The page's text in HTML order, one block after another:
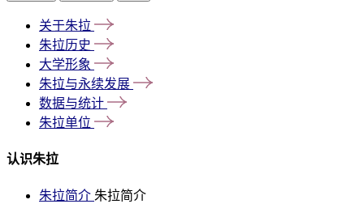
关于朱拉
朱拉历史
大学形象
朱拉与永续发展
数据与统计
朱拉单位
认识朱拉
朱拉简介 朱拉简介